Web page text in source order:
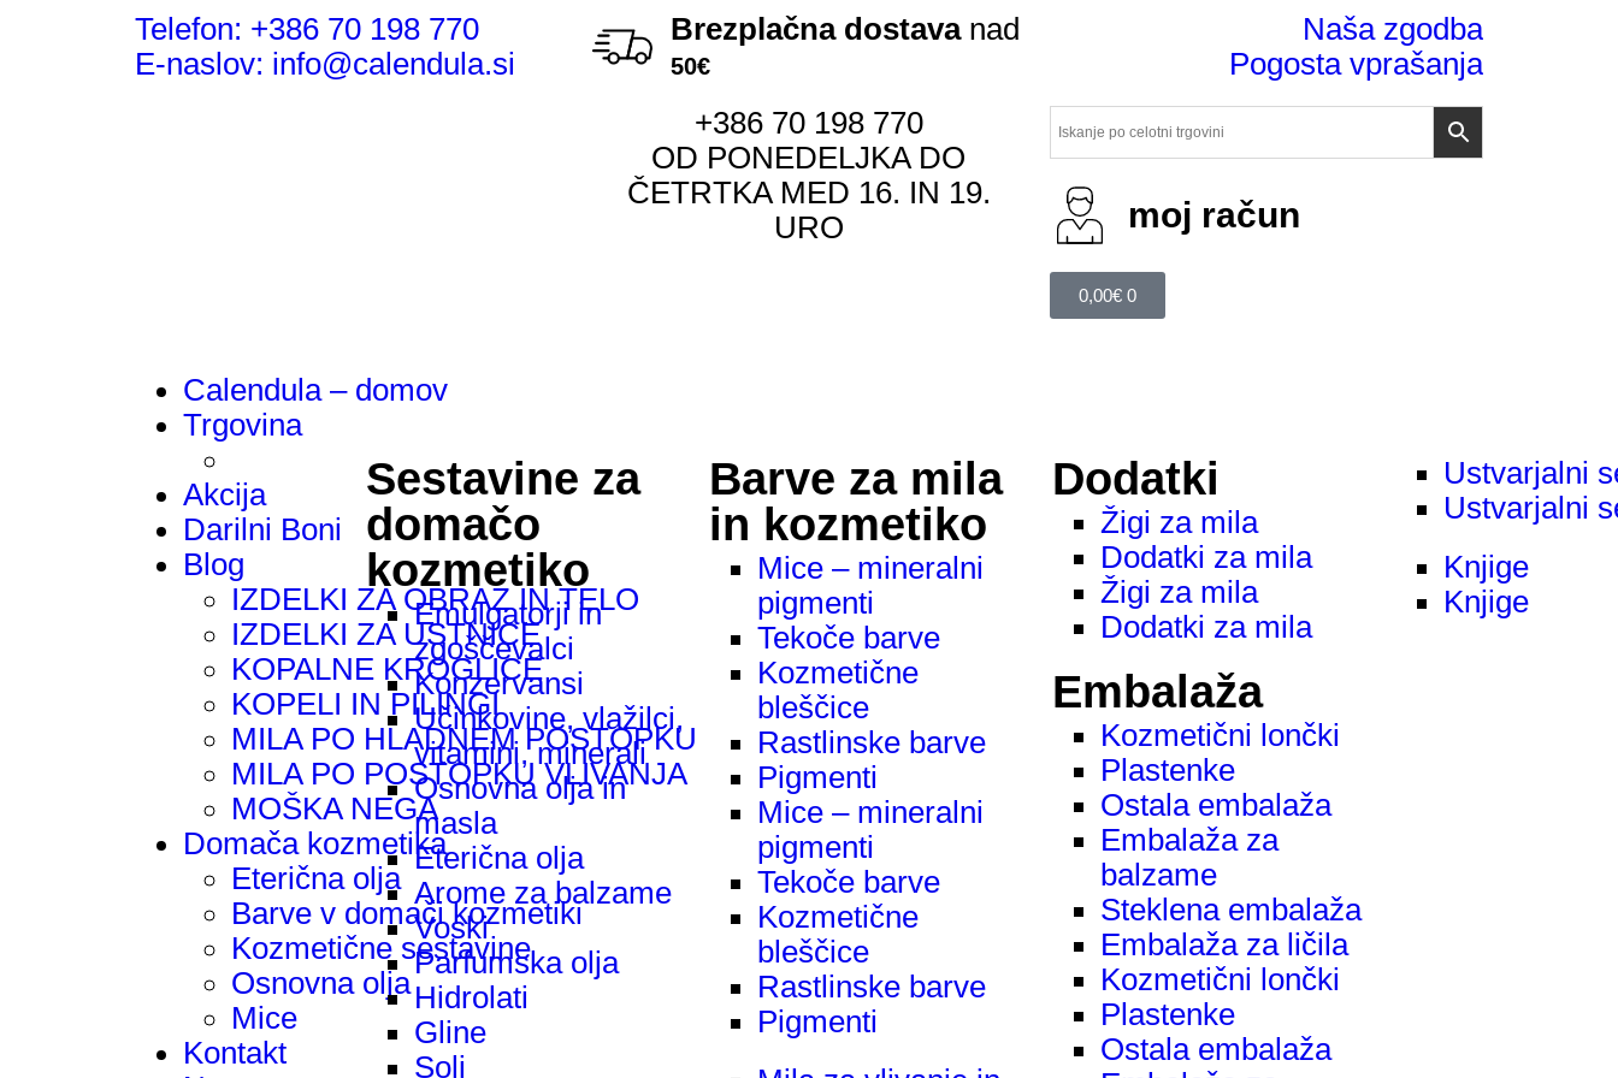
Telefon: +386 70 198 770
E-naslov: info@calendula.si
Brezplačna dostavanad
50€
Naša zgodba
Pogosta vprašanja
+386 70 198 770
OD PONEDELJKA DO
ČETRTKA MED 16. IN 19.
URO
moj račun
0,00€ 0
Calendula – domov
Trgovina
Sestavine za
domačo
kozmetiko
Emulgatorji in
zgoščevalci
Konzervansi
Učinkovine, vlažilci,
vitamini, minerali
Osnovna olja in
masla
Eterična olja
Arome za balzame
Voski
Parfumska olja
Hidrolati
Gline
Soli
Barve za mila
in kozmetiko
Mice – mineralni
pigmenti
Tekoče barve
Kozmetične
bleščice
Rastlinske barve
Pigmenti
Mice – mineralni
pigmenti
Tekoče barve
Kozmetične
bleščice
Rastlinske barve
Pigmenti
Dodatki
Žigi za mila
Dodatki za mila
Žigi za mila
Dodatki za mila
Embalaža
Kozmetični lončki
Plastenke
Ostala embalaža
Embalaža za
balzame
Steklena embalaža
Embalaža za ličila
Kozmetični lončki
Plastenke
Ostala embalaža
Ustvarjalni
Ustvarjalni
Knjige
Knjige
Akcija
Darilni Boni
Blog
IZDELKI ZA OBRAZ IN TELO
IZDELKI ZA USTNICE
KOPALNE KROGLICE
KOPELI IN PILINGI
MILA PO HLADNEM POSTOPKU
MILA PO POSTOPKU VLIVANJA
MOŠKA NEGA
Domača kozmetika
Eterična olja
Barve v domači kozmetiki
Kozmetične sestavine
Osnovna olja
Mice
Kontakt